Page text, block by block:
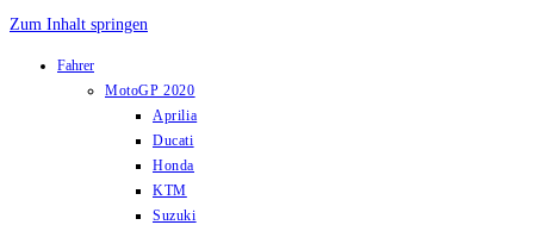
Zum Inhalt springen
Fahrer
MotoGP 2020
Aprilia
Ducati
Honda
KTM
Suzuki